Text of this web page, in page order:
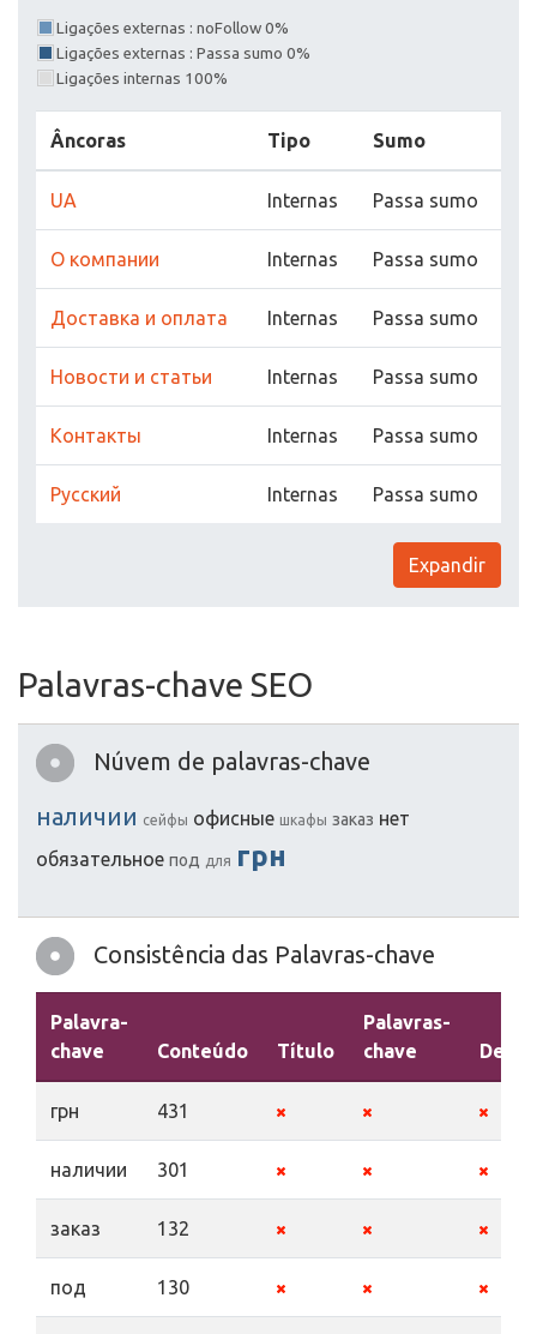
Ligações externas : noFollow 0%
Ligações externas : Passa sumo 0%
Ligações internas 100%
Âncoras Tipo Sumo
UA Internas Passa sumo
О компании Internas Passa sumo
Доставка и оплата Internas Passa sumo
Новости и статьи Internas Passa sumo
Контакты Internas Passa sumo
Русский Internas Passa sumo
Expandir
Palavras-chave SEO
Núvem de palavras-chave
наличии сейфы офисные шкафы заказ нет
обязательное под для грн
Consistência das Palavras-chave
Palavra-
chave
Conteúdo Título
Palavras-
chave
грн 431
наличии 301
заказ 132
под 130